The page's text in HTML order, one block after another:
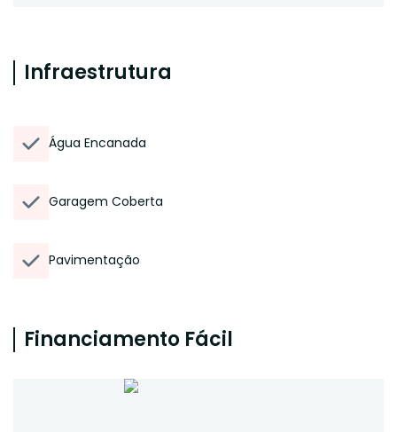
Infraestrutura
Água Encanada
Garagem Coberta
Pavimentação
Financiamento Fácil